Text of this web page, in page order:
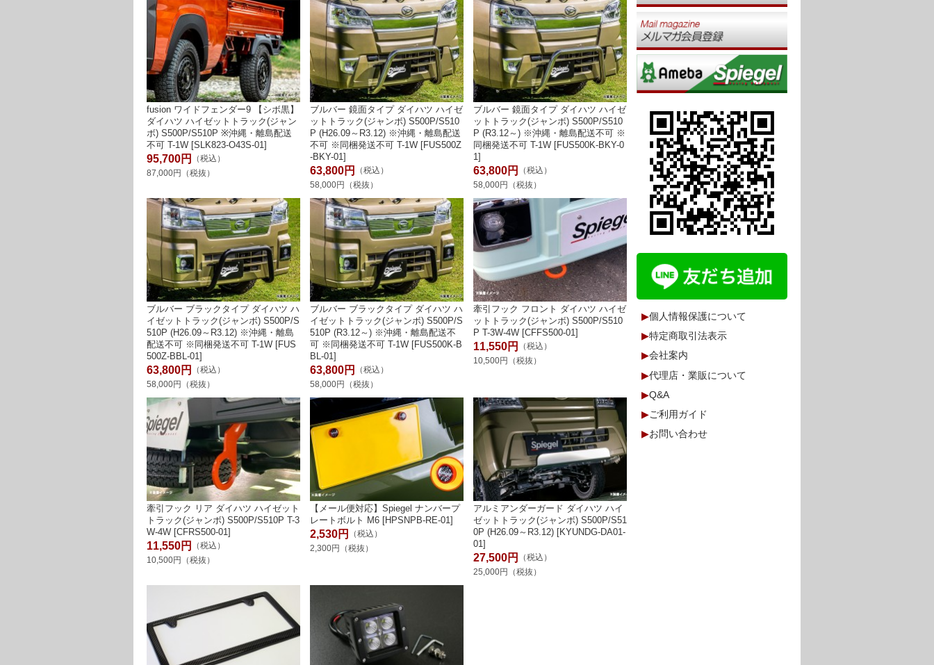
fusion ワイドフェンダー9 【シボ黒】
ダイハツ ハイゼットトラック(ジャン
ボ) S500P/S510P ※沖縄・離島配送
不可 T-1W [SLK823-O43S-01]
95,700円
（税込）
87,000円（税抜）
ブルバー 鏡面タイプ ダイハツ ハイゼ
ットトラック(ジャンボ) S500P/S510
P (H26.09～R3.12) ※沖縄・離島配送
不可 ※同梱発送不可 T-1W [FUS500Z
-BKY-01]
63,800円
（税込）
58,000円（税抜）
ブルバー 鏡面タイプ ダイハツ ハイゼ
ットトラック(ジャンボ) S500P/S510
P (R3.12～) ※沖縄・離島配送不可 ※
同梱発送不可 T-1W [FUS500K-BKY-0
1]
63,800円
（税込）
58,000円（税抜）
ブルバー ブラックタイプ ダイハツ ハ
イゼットトラック(ジャンボ) S500P/S
510P (H26.09～R3.12) ※沖縄・離島
配送不可 ※同梱発送不可 T-1W [FUS
500Z-BBL-01]
63,800円
（税込）
58,000円（税抜）
ブルバー ブラックタイプ ダイハツ ハ
イゼットトラック(ジャンボ) S500P/S
510P (R3.12～) ※沖縄・離島配送不
可 ※同梱発送不可 T-1W [FUS500K-B
BL-01]
63,800円
（税込）
58,000円（税抜）
牽引フック フロント ダイハツ ハイゼ
ットトラック(ジャンボ) S500P/S510
P T-3W-4W [CFFS500-01]
11,550円
（税込）
10,500円（税抜）
牽引フック リア ダイハツ ハイゼット
トラック(ジャンボ) S500P/S510P T-3
W-4W [CFRS500-01]
11,550円
（税込）
10,500円（税抜）
【メール便対応】Spiegel ナンバープ
レートボルト M6 [HPSNPB-RE-01]
2,530円
（税込）
2,300円（税抜）
アルミアンダーガード ダイハツ ハイ
ゼットトラック(ジャンボ) S500P/S51
0P (H26.09～R3.12) [KYUNDG-DA01-
01]
27,500円
（税込）
25,000円（税抜）
▶個人情報保護について
▶特定商取引法表示
▶会社案内
▶代理店・業販について
▶Q&A
▶ご利用ガイド
▶お問い合わせ